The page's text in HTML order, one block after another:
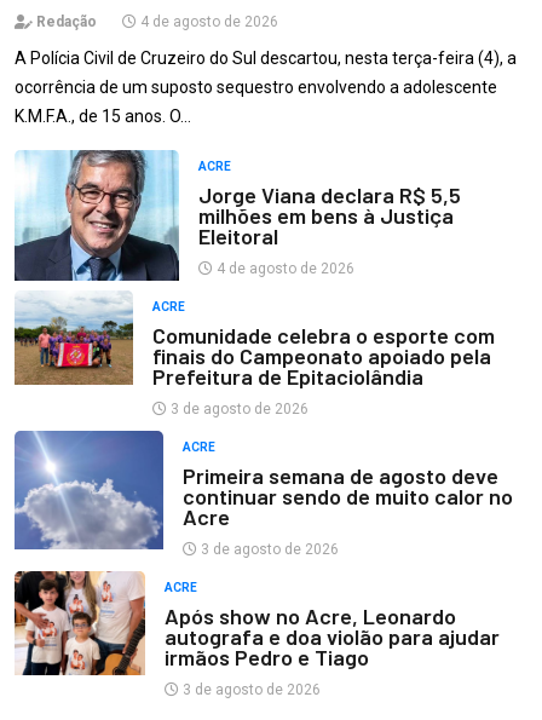
Redação 4 de agosto de 2026
A Polícia Civil de Cruzeiro do Sul descartou, nesta terça-feira (4), a
ocorrência de um suposto sequestro envolvendo a adolescente
K.M.F.A., de 15 anos. O…
ACRE
Jorge Viana declara R$ 5,5
milhões em bens à Justiça
Eleitoral
4 de agosto de 2026
ACRE
Comunidade celebra o esporte com
finais do Campeonato apoiado pela
Prefeitura de Epitaciolândia
3 de agosto de 2026
ACRE
Primeira semana de agosto deve
continuar sendo de muito calor no
Acre
3 de agosto de 2026
ACRE
Após show no Acre, Leonardo
autografa e doa violão para ajudar
irmãos Pedro e Tiago
3 de agosto de 2026